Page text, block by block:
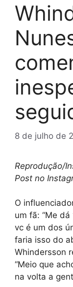
8 de julho de
Reprodução/
Post no
O
um fã: “Me
vc é um dos
faria isso do
Whindersson
“Meio que
na volta a